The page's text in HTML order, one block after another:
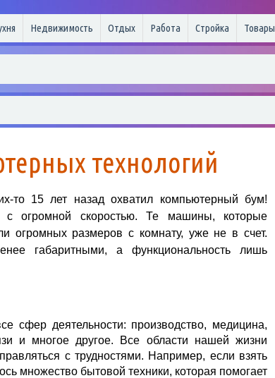
Недвижимость Отдых Работа Стройка Товары
технологий
то 15 лет назад охватил компьютерный бум!
с огромной скоростью. Те машины, которые
огромных размеров с комнату, уже не в счет.
габаритными, а функциональность лишь
сфер деятельности: производство, медицина,
и многое другое. Все области нашей жизни
с трудностями. Например, если взять
множество бытовой техники, которая помогает